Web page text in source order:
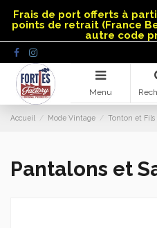
Frais de port offerts à
points de retrait (France
autre code
Menu
Accueil Mode Vintage Tonton et Fils
Pantalons et